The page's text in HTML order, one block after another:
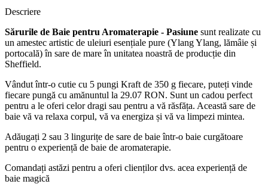
Descriere
Sărurile de Baie pentru Aromaterapie - Pasiune sunt realizate cu
un amestec artistic de uleiuri esențiale pure (Ylang Ylang, lămâie și
portocală) în sare de mare în unitatea noastră de producție din
Sheffield.
Vândut într-o cutie cu 5 pungi Kraft de 350 g fiecare, puteți vinde
fiecare pungă cu amănuntul la 29.07 RON. Sunt un cadou perfect
pentru a le oferi celor dragi sau pentru a vă răsfăța. Această sare de
baie vă va relaxa corpul, vă va energiza și vă va limpezi mintea.
Adăugați 2 sau 3 lingurițe de sare de baie într-o baie curgătoare
pentru o experiență de baie de aromaterapie.
Comandați astăzi pentru a oferi clienților dvs. acea experiență de
baie magică